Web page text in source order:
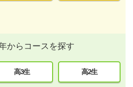
からコースを探す
高3生 高2生